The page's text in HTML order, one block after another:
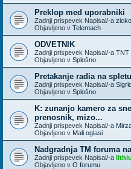
Preklop med uporabniki
Zadnji prispevek Napisal/-a
Objavljeno v Telemach
ODVETNIK
Zadnji prispevek Napisal/-a TNT
Objavljeno v Splošno
Pretakanje radia na spletu
Zadnji prispevek Napisal/-a
Objavljeno v Splošno
K: zunanjo kamero za
prenosnik, mizo...
Zadnji prispevek Napisal/-a
Objavljeno v Mali oglasi
Nadgradnja TM foruma
Zadnji prispevek Napisal/-a
Objavljeno v O forumu